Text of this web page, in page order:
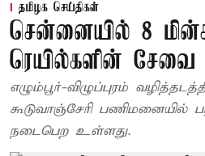
தமிழக செய்திகள்
சென்னையில் 8
ரெயில்களின் சேவை
எழும்பூர்-விழுப்புரம்
கூடுவாஞ்சேரி பணிமனையில்
நடைபெற உள்ளது.